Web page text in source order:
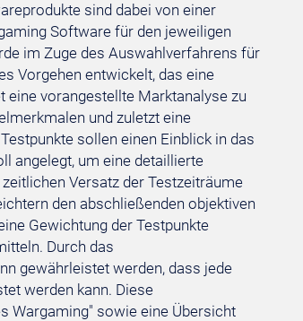
sind dabei von einer
Software für den jeweiligen
im Zuge des Auswahlverfahrens für
Vorgehen entwickelt, das eine
eine vorangestellte Marktanalyse zu
und zuletzt eine
sollen einen Einblick in das
angelegt, um eine detaillierte
Versatz der Testzeiträume
den abschließenden objektiven
Gewichtung der Testpunkte
Durch das
gewährleistet werden, dass jede
werden kann. Diese
Wargaming" sowie eine Übersicht